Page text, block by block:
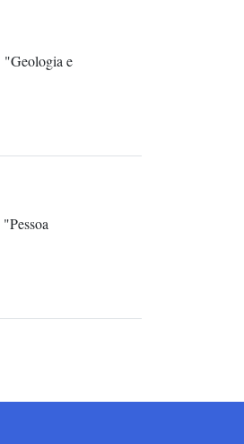
"Geologia e